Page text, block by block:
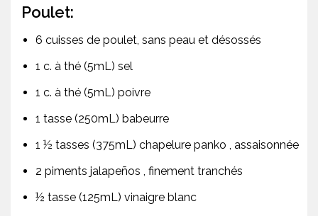
Poulet:
6 cuisses de poulet, sans peau et désossés
1 c. à thé (5mL) sel
1 c. à thé (5mL) poivre
1 tasse (250mL) babeurre
1 ½ tasses (375mL) chapelure panko , assaisonnée
2 piments jalapeños , finement tranchés
½ tasse (125mL) vinaigre blanc